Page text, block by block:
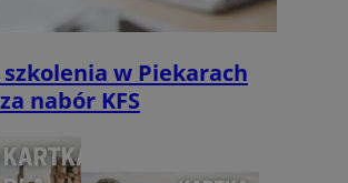
szkolenia w Piekarach
nabór KFS